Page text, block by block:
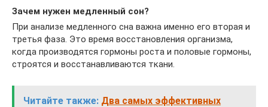
Зачем нужен медленный сон?
При анализе медленного сна важна именно его вторая и
третья фаза. Это время восстановления организма,
когда производятся гормоны роста и половые гормоны,
строятся и восстанавливаются ткани.
Читайте также: Два самых эффективных